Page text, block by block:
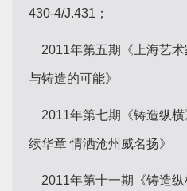
430-4/J.431；
2011年第五期《上海艺术
与铸造的可能》
2011年第七期《铸造纵横
续华章 情洒沧州威名扬》
2011年第十一期《铸造纵